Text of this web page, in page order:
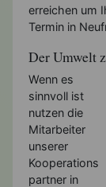
erreichen um
Termin in
Der Umwelt
Wenn es
sinnvoll ist
nutzen die
Mitarbeiter
unserer
Kooperations
partner in